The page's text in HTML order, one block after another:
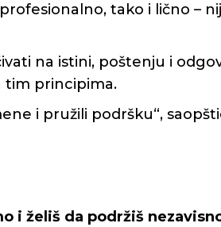
tako i lično –
na istini, poštenju i
tim principima.
i pružili podršku“,
i želiš da podržiš